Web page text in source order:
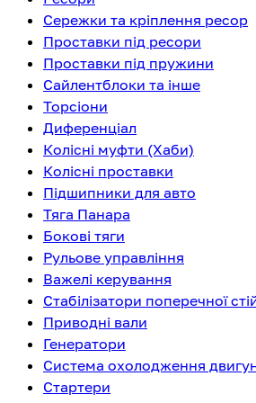
Сережки та кріплення ресор
Проставки під ресори
Проставки під пружини
Сайлентблоки та інше
Торсіони
Диференціал
Колісні муфти (Хаби)
Колісні проставки
Підшипники для авто
Тяга Панара
Бокові тяги
Рульове управління
Важелі керування
Стабілізатори поперечної
Приводні вали
Генератори
Система охолодження
Стартери